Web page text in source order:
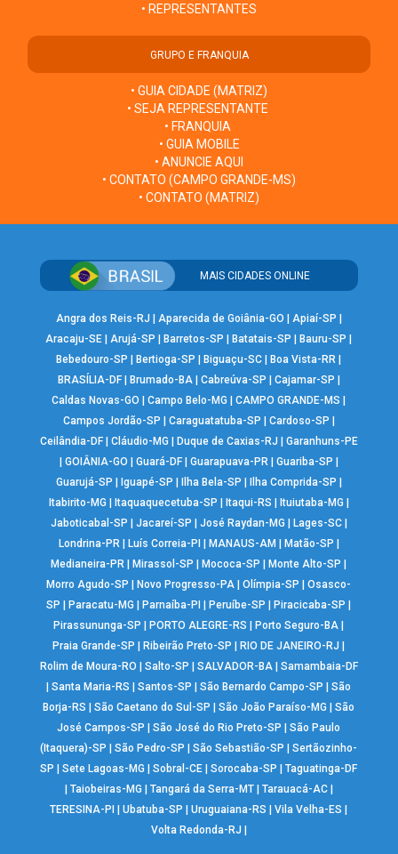
• REPRESENTANTES
GRUPO E FRANQUIA
• GUIA CIDADE (MATRIZ)
• SEJA REPRESENTANTE
• FRANQUIA
• GUIA MOBILE
• ANUNCIE AQUI
• CONTATO (CAMPO GRANDE-MS)
• CONTATO (MATRIZ)
MAIS CIDADES ONLINE
Angra dos Reis-RJ Aparecida de Goiânia-GO Apiaí-SP
Aracaju-SE |Arujá-SP Barretos-SP Batatais-SP Bauru-SP
Bebedouro-SP
Bertioga-SP Biguaçu-SC Boa Vista-RR
BRASÍLIA-DF| Brumado-BA| Cabreúva-SP Cajamar-SP
Caldas Novas-GO
|Campo Belo-MG |CAMPO GRANDE-MS
Campos Jordão-SP
Caraguatatuba-SP Cardoso-SP
Ceilândia-DF| Cláudio-MG Duque de Caxias-RJ
Garanhuns-PE
GOIÂNIA-GO Guará-DF| Guarapuava-PR| Guariba-SP
Guarujá-SP
Iguapé-SP Ilha Bela-SP Ilha Comprida-SP
Itabirito-MG
Itaquaquecetuba-SP Itaqui-RS Ituiutaba-MG
Jaboticabal-SP
Jacareí-SP José Raydan-MG Lages-SC|
Londrina-PR| Luís Correia-PI MANAUS-AM Matão-SP
Medianeira-PR
Mirassol-SP Mococa-SP Monte Alto-SP
Morro Agudo-SP
Novo Progresso-PA |Olímpia-SP |Osasco-
SP
Paracatu-MG Parnaíba-PI Peruíbe-SP Piracicaba-SP
Pirassununga-SP
PORTO ALEGRE-RS Porto Seguro-BA
Praia Grande-SP
Ribeirão Preto-SP RIO DE JANEIRO-RJ
Rolim de Moura-RO
Salto-SP SALVADOR-BA| Samambaia-DF
|Santa Maria-RS |Santos-SP |São Bernardo Campo-SP |São
Borja-RS
|São Caetano do Sul-SP |São João Paraíso-MG |São
José Campos-SP
|São José do Rio Preto-SP |São Paulo
(Itaquera)-SP
|São Pedro-SP |São Sebastião-SP |Sertãozinho-
SP
|Sete Lagoas-MG |Sobral-CE |Sorocaba-SP |Taguatinga-DF
Taiobeiras-MG Tangará da Serra-MT| Tarauacá-AC|
TERESINA-PI
|Ubatuba-SP |Uruguaiana-RS |Vila Velha-ES
Volta Redonda-RJ